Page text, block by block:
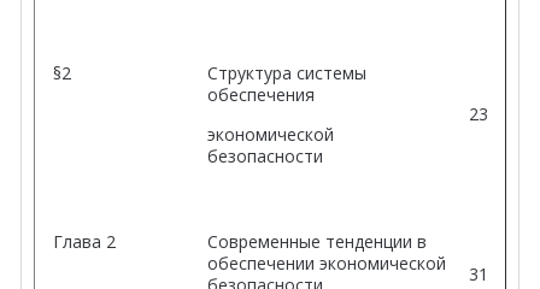
§2
Структура системы
обеспечения
экономической
безопасности
23
Глава 2
Современные тенденции в
обеспечении экономической
31